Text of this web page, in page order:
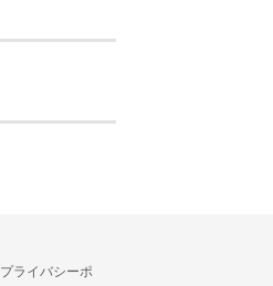
プライバシーポ